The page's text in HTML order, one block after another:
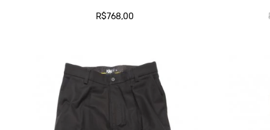
R$768,00